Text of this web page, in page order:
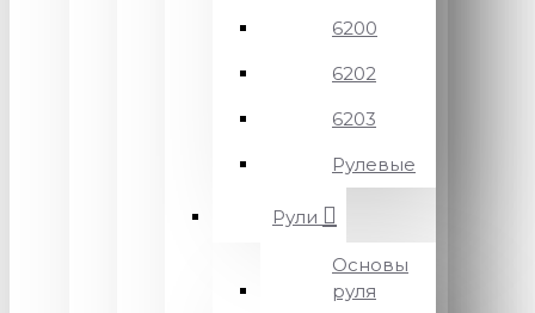
6200
6202
6203
Рулевые
Рули
Основы
руля